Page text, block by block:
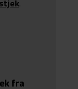
.
fra